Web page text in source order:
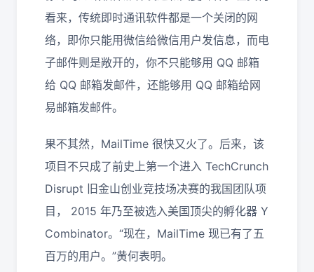
看来，传统即时通讯软件都是一个关闭的网
络，即你只能用微信给微信用户发信息，而电
子邮件则是敞开的，你不只能够用 QQ 邮箱
给 QQ 邮箱发邮件，还能够用 QQ 邮箱给网
易邮箱发邮件。
果不其然，MailTime 很快又火了。后来，该
项目不只成了前史上第一个进入 TechCrunch
Disrupt 旧金山创业竞技场决赛的我国团队项
目， 2015 年乃至被选入美国顶尖的孵化器 Y
Combinator。“现在，MailTime 现已有了五
百万的用户。”黄何表明。